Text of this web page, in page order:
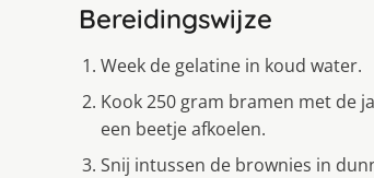
Bereidingswijze
Week de gelatine in koud water.
Kook 250 gram bramen met de
een beetje afkoelen.
Snij intussen de brownies in